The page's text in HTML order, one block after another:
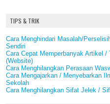
TIPS & TRIK
Cara Menghindari Masalah/
Sendiri
Cara Cepat Memperbanyak Artikel
(Website)
Cara Menghilangkan Perasaan
Cara Mengajarkan / Menyebarkan
Sekolah
Cara Menghilangkan Sifat Jelek /